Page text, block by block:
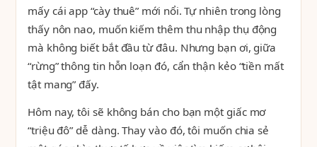
mấy cái app “cày thuê” mới nổi. Tự nhiên trong lòng
thấy nôn nao, muốn kiếm thêm thu nhập thụ động
mà không biết bắt đầu từ đâu. Nhưng bạn ơi, giữa
“rừng” thông tin hỗn loạn đó, cẩn thận kẻo “tiền mất
tật mang” đấy.
Hôm nay, tôi sẽ không bán cho bạn một giấc mơ
“triệu đô” dễ dàng. Thay vào đó, tôi muốn chia sẻ